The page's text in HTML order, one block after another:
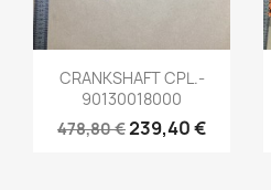
Aperçu rapide
CRANKSHAFT CPL.-
90130018000
478,80 €239,40 €